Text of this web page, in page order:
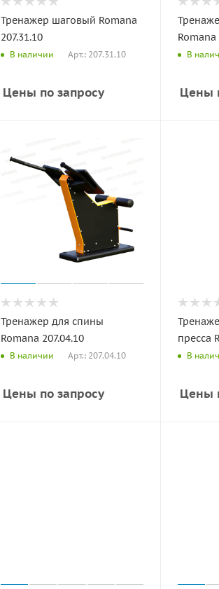
Тренажер шаговый Romana
207.31.10
В наличии Арт.: 207.31.10
Цены по запросу
Romana
В
Цены
Тренажер для спины
Romana 207.04.10
В наличии Арт.: 207.04.10
Цены по запросу
пресса
В
Цены